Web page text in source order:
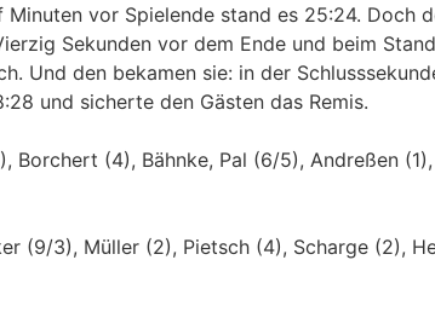
vor Spielende stand es 25:24. Doch
Sekunden vor dem Ende und beim
Und den bekamen sie: in der
und sicherte den Gästen das Remis.
(4), Bähnke, Pal (6/5), Andreßen
(9/3), Müller (2), Pietsch (4), Scharge (2),